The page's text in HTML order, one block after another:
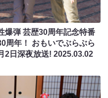
爆弾 芸歴30周年記念特番
周年！ おもいでぶらぶら
2日深夜放送!2025.03.02